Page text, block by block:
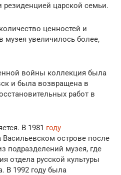
царской семьи.
ценностей и
музея увеличилось более,
войны коллекция была
и была возвращена в
работ в
В 1981 году
Васильевском острове после
подразделений музея, где
отдела русской культуры
В 1992 году была